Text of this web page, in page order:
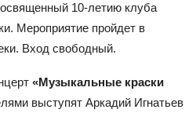
10-летию клуба
Мероприятие пройдет в
Вход свободный.
«Музыкальные краски
выступят Аркадий Игнатьев